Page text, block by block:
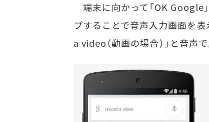
端末に向かって「OK Google
プすることで音声入力画面を表
a video（動画の場合）」と音声